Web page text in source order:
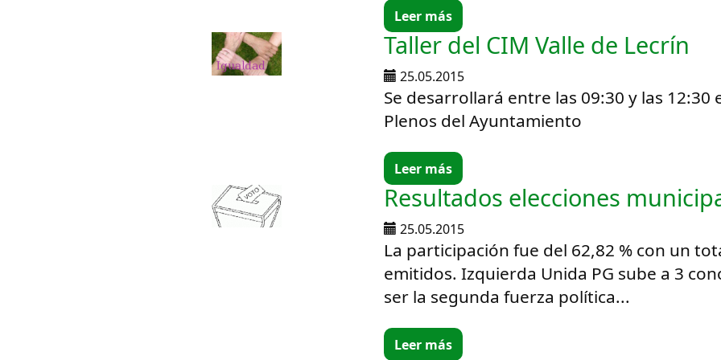
Leer más
Taller del CIM Valle de Lecrín
25.05.2015
Se desarrollará entre las 09:30 y las 12:30
Plenos del Ayuntamiento
Leer más
Resultados elecciones
25.05.2015
La participación fue del 62,82 % con un
emitidos. Izquierda Unida PG sube a 3
ser la segunda fuerza política...
Leer más